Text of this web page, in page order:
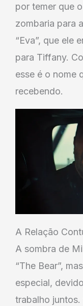
por temer que
zombaria para
“Eva”, que ele
para Tiffany.
esse é o nome
recebendo.
A Relação
A sombra de
“The Bear”,
especial,
trabalho juntos.